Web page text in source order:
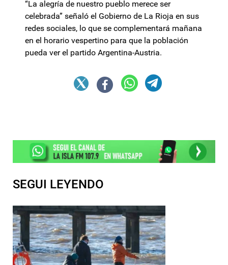
“La alegría de nuestro pueblo merece ser
celebrada” señaló el Gobierno de La Rioja en sus
redes sociales, lo que se complementará mañana
en el horario vespertino para que la población
pueda ver el partido Argentina-Austria.
SEGUI LEYENDO